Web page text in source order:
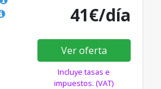
41€/día
Ver oferta
Incluye tasas e
impuestos. (VAT)